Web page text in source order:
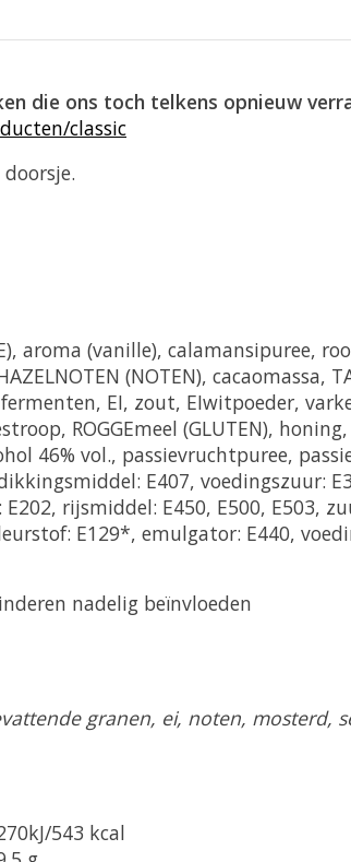
die ons toch telkens opnieuw
classic
aroma (vanille), calamansipuree,
(NOTEN), cacaomassa,
EI, zout, EIwitpoeder,
ROGGEmeel (GLUTEN),
46% vol., passievruchtpuree,
E407,
rijsmiddel: E450, E500, E503,
E129*, emulgator: E440,
nadelig beïnvloeden
granen, ei, noten, mosterd,
543 kcal